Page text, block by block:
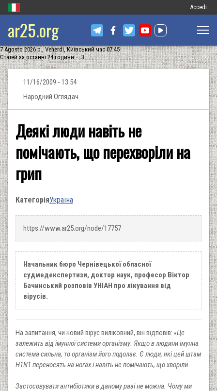
Меню
запису
Accedi
ar25.org
7 Agosto 2026 р., Venerdì, Київський час 07:45
Статей за останні 24 години — 3
11/16/2009 - 13:54
Народний Оглядач
Деякі люди навіть не
помічають, що перехворіли на
грип
КатегоріяУкраїна
https://www.ar25.org/node/17757
Начальник бюро Чернівецької обласної
судмедекспертизи, доктор наук, професор Віктор
Бачинський розповів УНІАН про лікування від
вірусів.
На запитання, чи новий вірус виліковний, він відповів: «Це
залежить від імунної системи організму. Якщо в людини імунна
система сильна, то організм його подолає. Є люди, які цей штам
H1N1 переносять на ногах і навіть не помічають, що хворіли.
Застосовувати антибіотики в даному разі не можна. Чому ми